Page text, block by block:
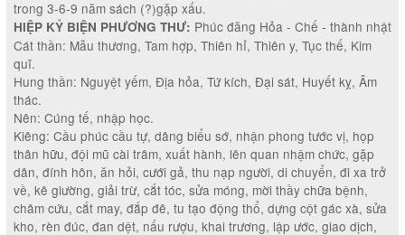
trong 3-6-9 năm sách (?)gặp xấu.
HIỆP KỶ BIỆN PHƯƠNG THƯ: Phúc đăng Hỏa - Chế - thành nhật
Cát thần: Mẫu thương, Tam hợp, Thiên hỉ, Thiên y, Tục thế, Kim
quĩ.
Hung thần: Nguyệt yếm, Địa hỏa, Tứ kích, Đại sát, Huyết kỵ, Âm
thác.
Nên: Cúng tế, nhập học.
Kiêng: Cầu phúc cầu tự, dâng biểu sớ, nhận phong tước vị, họp
thân hữu, đội mũ cài trâm, xuất hành, lên quan nhậm chức, gặp
dân, đính hôn, ăn hỏi, cưới gả, thu nạp người, di chuyển, đi xa trở
về, kê giường, giải trừ, cắt tóc, sửa móng, mời thầy chữa bệnh,
châm cứu, cắt may, đắp đê, tu tạo động thổ, dựng cột gác xà, sửa
kho, rèn đúc, đan dệt, nấu rượu, khai trương, lập ước, giao dịch,